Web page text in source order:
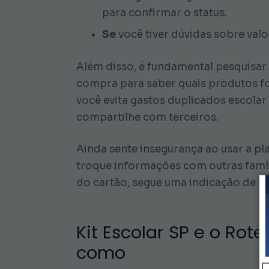
para confirmar o status.
Sevocê tiver dúvidas sobre
Além disso, é fundamental
compra para saber quais produtos
você evita gastos duplicados
compartilhe com terceiros.
Ainda sente insegurança ao usar a
troque informações com outras
do cartão, segue uma indicação de
Kit Escolar SP e o
como